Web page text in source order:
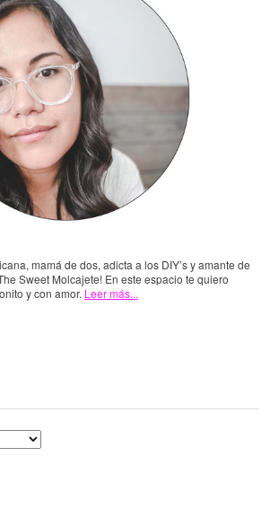
mamá de dos, adicta a los DIY’s y amante de
Sweet Molcajete! En este espacio te quiero
y con amor. Leer más...